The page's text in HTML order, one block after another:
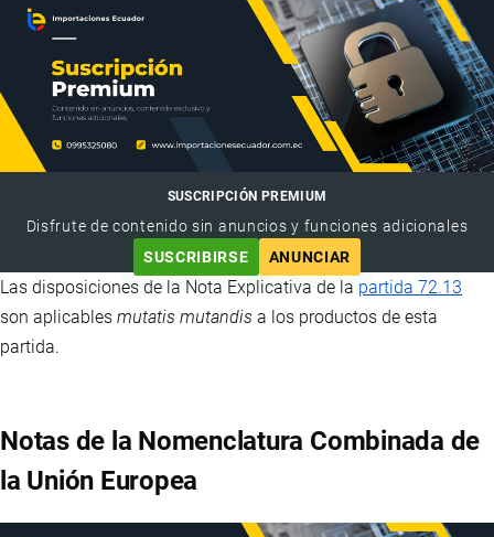
SUSCRIPCIÓN PREMIUM
Disfrute de contenido sin anuncios y funciones adicionales
SUSCRIBIRSE
ANUNCIAR
Las disposiciones de la Nota Explicativa de la partida 72.13
son aplicables mutatis mutandis a los productos de esta
partida.
Notas de la Nomenclatura Combinada de
la Unión Europea